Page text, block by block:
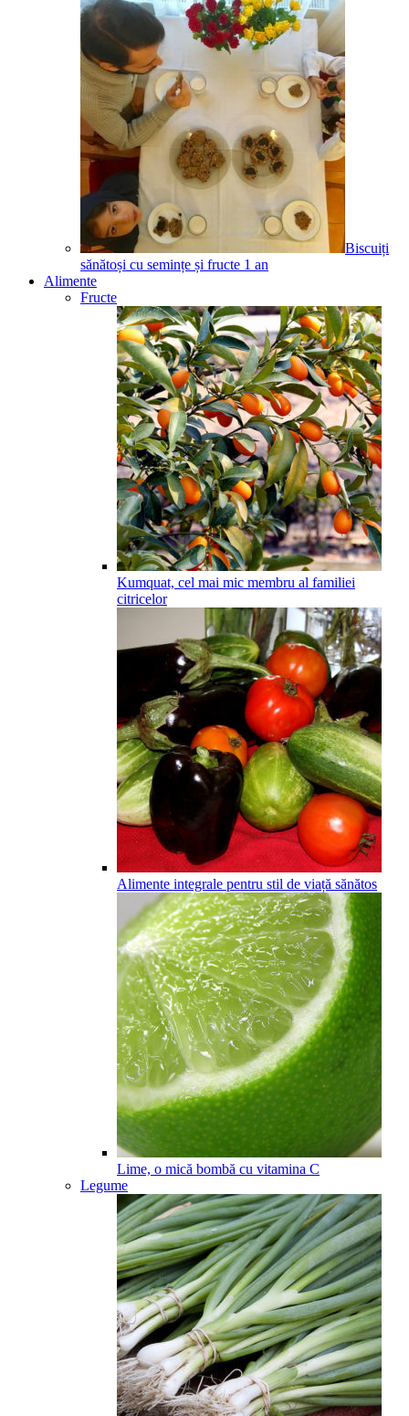
Biscuiți
sănătoși cu semințe și fructe 1 an
Alimente
Fructe
Kumquat, cel mai mic membru al familiei
citricelor
Alimente integrale pentru stil de viață sănătos
Lime, o mică bombă cu vitamina C
Legume